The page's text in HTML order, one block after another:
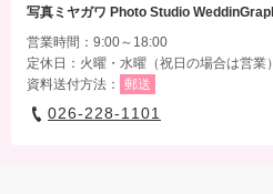
写真ミヤガワ Photo Studio
営業時間：9:00～18:00
定休日：火曜・水曜（祝日の場合は営業）
資料送付方法：
郵送
026-228-1101